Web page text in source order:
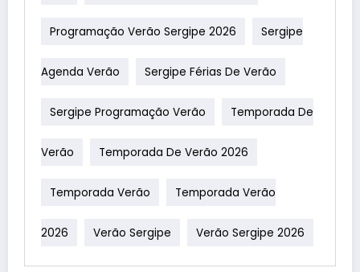
Programação Verão Sergipe 2026 Sergipe
Agenda Verão Sergipe Férias De Verão
Sergipe Programação Verão Temporada De
Verão Temporada De Verão 2026
Temporada Verão Temporada Verão
2026 Verão Sergipe Verão Sergipe 2026